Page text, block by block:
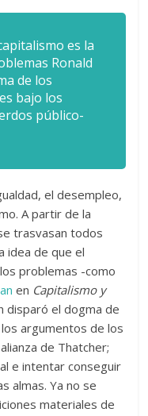
es la
Ronald
de los
bajo los
público-
el desempleo,
A partir de la
trasvasan todos
idea de que el
problemas -como
en Capitalismo y
disparó el dogma de
argumentos de los
de Thatcher;
e intentar conseguir
almas. Ya no se
materiales de